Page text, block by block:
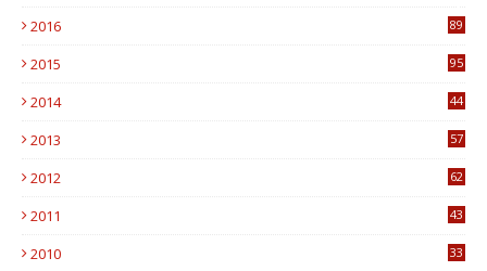
2016
89
2015
95
2014
44
2013
57
2012
62
2011
43
2010
33